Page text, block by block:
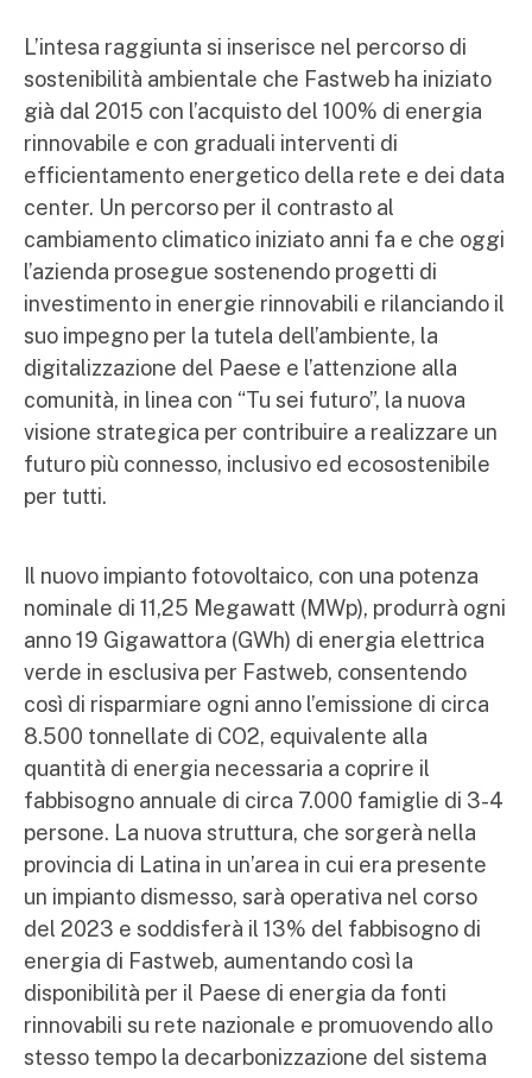
L’intesa raggiunta si inserisce nel percorso di
sostenibilità ambientale che Fastweb ha iniziato
già dal 2015 con l’acquisto del 100% di energia
rinnovabile e con graduali interventi di
efficientamento energetico della rete e dei data
center. Un percorso per il contrasto al
cambiamento climatico iniziato anni fa e che oggi
l’azienda prosegue sostenendo progetti di
investimento in energie rinnovabili e rilanciando il
suo impegno per la tutela dell’ambiente, la
digitalizzazione del Paese e l’attenzione alla
comunità, in linea con “Tu sei futuro”, la nuova
visione strategica per contribuire a realizzare un
futuro più connesso, inclusivo ed ecosostenibile
per tutti.
Il nuovo impianto fotovoltaico, con una potenza
nominale di 11,25 Megawatt (MWp), produrrà ogni
anno 19 Gigawattora (GWh) di energia elettrica
verde in esclusiva per Fastweb, consentendo
così di risparmiare ogni anno l’emissione di circa
8.500 tonnellate di CO2, equivalente alla
quantità di energia necessaria a coprire il
fabbisogno annuale di circa 7.000 famiglie di 3-4
persone. La nuova struttura, che sorgerà nella
provincia di Latina in un’area in cui era presente
un impianto dismesso, sarà operativa nel corso
del 2023 e soddisferà il 13% del fabbisogno di
energia di Fastweb, aumentando così la
disponibilità per il Paese di energia da fonti
rinnovabili su rete nazionale e promuovendo allo
stesso tempo la decarbonizzazione del sistema